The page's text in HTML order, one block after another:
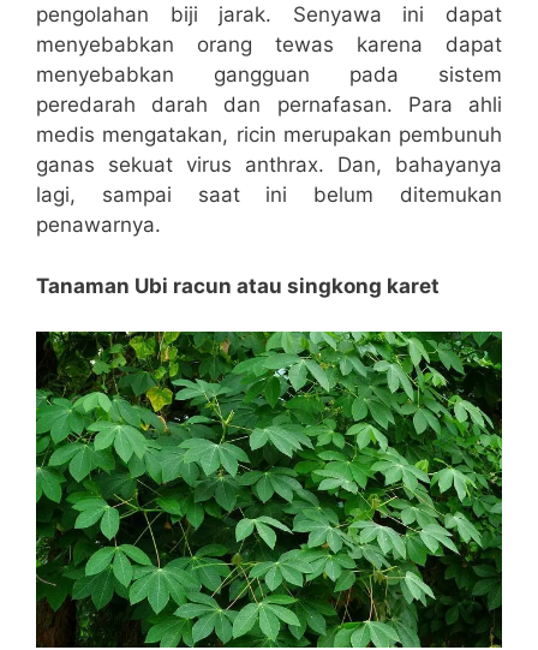
pengolahan biji jarak. Senyawa ini dapat
menyebabkan orang tewas karena dapat
menyebabkan gangguan pada sistem
peredarah darah dan pernafasan. Para ahli
medis mengatakan, ricin merupakan pembunuh
ganas sekuat virus anthrax. Dan, bahayanya
lagi, sampai saat ini belum ditemukan
penawarnya.
Tanaman Ubi racun atau singkong karet